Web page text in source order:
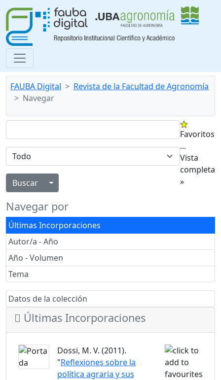
FAUBA Digital
Revista de la Facultad de Agronomía
Navegar
Alternar menú desplegable
Favoritos
...
Vista
completa
»
Navegar por
Últimas Incorporaciones
Autor/a - Año
Año - Volumen
Tema
Datos de la colección
Últimas Incorporaciones
Dossi, M. V. (2011).
"Reflexiones sobre la
política agraria y sus